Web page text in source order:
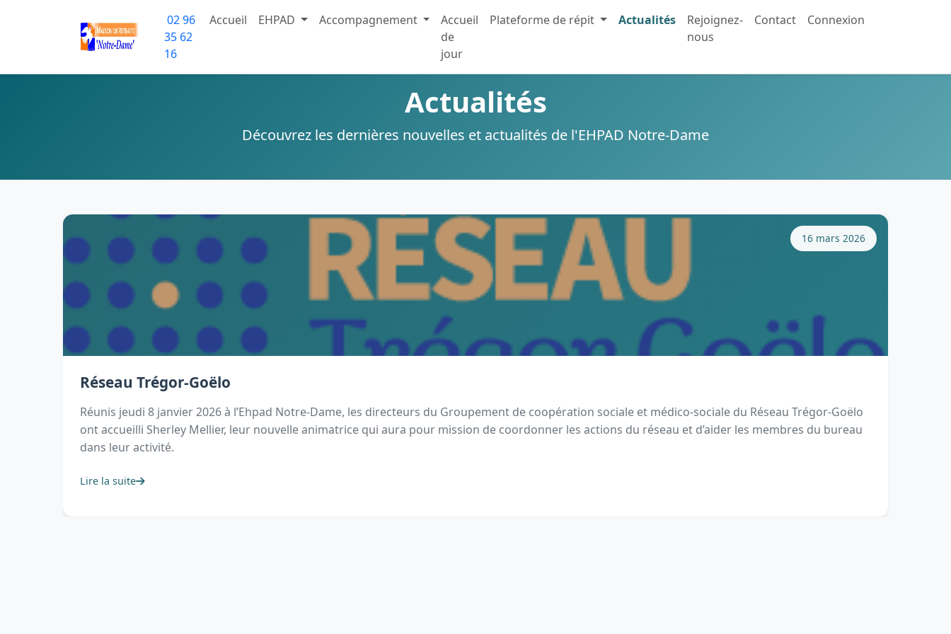
02 96
35 62
16
Accueil EHPAD Accompagnement
Accueil
de
jour
Plateforme de répit Actualités
Rejoignez-
nous
Contact Connexion
Actualités
Découvrez les dernières nouvelles et actualités de l'EHPAD Notre-Dame
16 mars 2026
Réseau Trégor-Goëlo
Réunis jeudi 8 janvier 2026 à l’Ehpad Notre-Dame, les directeurs du Groupement de coopération sociale et médico-sociale du Réseau Trégor-Goëlo
ont accueilli Sherley Mellier, leur nouvelle animatrice qui aura pour mission de coordonner les actions du réseau et d’aider les membres du bureau
dans leur activité.
Lire la suite